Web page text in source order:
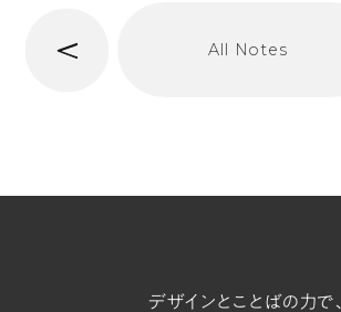
前 All Notes
デザインとことばの力で、